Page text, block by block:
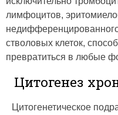
лимфоцитов,
стволовых клеток,
превратиться в любые
Цитогенез
Цитогенетическое